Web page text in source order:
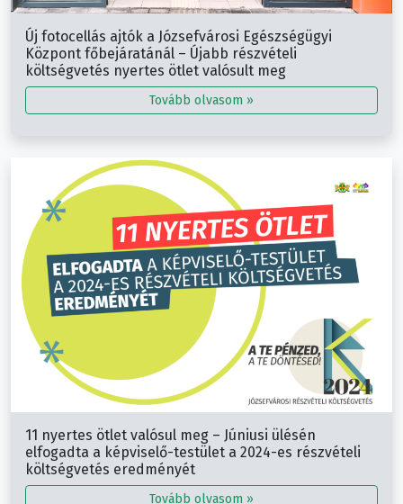
Új fotocellás ajtók a Józsefvárosi Egészségügyi
Központ főbejáratánál – Újabb részvételi
költségvetés nyertes ötlet valósult meg
Tovább olvasom »
11 nyertes ötlet valósul meg – Júniusi ülésén
elfogadta a képviselő-testület a 2024-es részvételi
költségvetés eredményét
Tovább olvasom »